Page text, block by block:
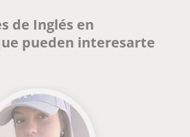
de Inglés en
pueden interesarte